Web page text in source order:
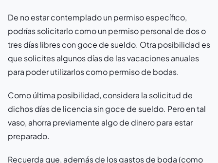
De no estar contemplado un permiso específico,
podrías solicitarlo como un permiso personal de dos o
tres días libres con goce de sueldo. Otra posibilidad es
que solicites algunos días de las vacaciones anuales
para poder utilizarlos como permiso de bodas.
Como última posibilidad, considera la solicitud de
dichos días de licencia sin goce de sueldo. Pero en tal
vaso, ahorra previamente algo de dinero para estar
preparado.
Recuerda que, además de los gastos de boda (como